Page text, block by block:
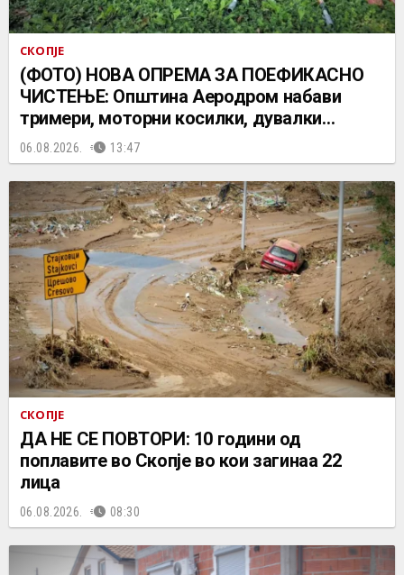
СКОПЈЕ
(ФОТО) НОВА ОПРЕМА ЗА ПОЕФИКАСНО
ЧИСТЕЊЕ: Општина Аеродром набави
тримери, моторни косилки, дувалки…
06.08.2026. 13:47
СКОПЈЕ
ДА НЕ СЕ ПОВТОРИ: 10 години од
поплавите во Скопје во кои загинаа 22
лица
06.08.2026. 08:30